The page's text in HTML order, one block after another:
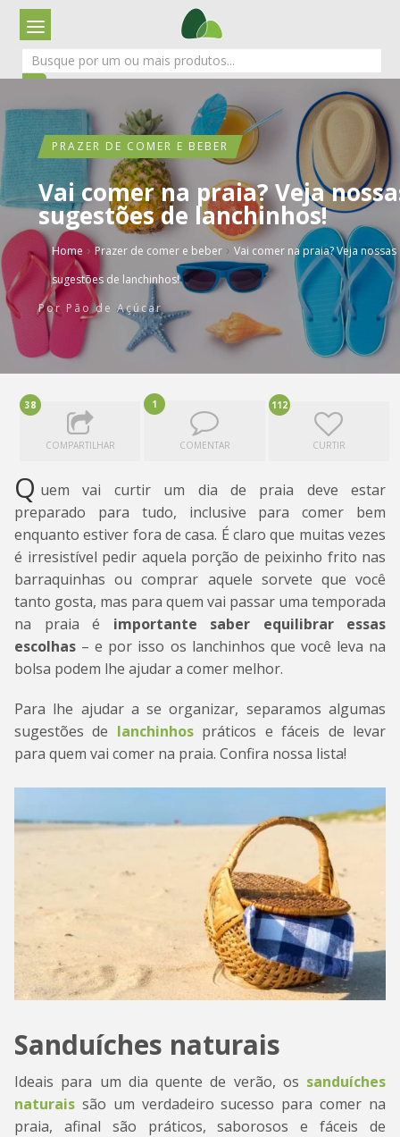
PRAZER DE COMER E BEBER
Vai comer na praia? Veja
sugestões de lanchinhos!
Home › Prazer de comer e beber › Vai comer na praia? Veja nossas
sugestões de lanchinhos!
Por Pão de Açúcar
38
COMPARTILHAR
1
COMENTAR
112
CURTIR
Q uem vai curtir um dia de praia deve estar
preparado para tudo, inclusive para comer bem
enquanto estiver fora de casa. É claro que muitas vezes
é irresistível pedir aquela porção de peixinho frito nas
barraquinhas ou comprar aquele sorvete que você
tanto gosta, mas para quem vai passar uma temporada
na praia é importante saber equilibrar essas
escolhas – e por isso os lanchinhos que você leva na
bolsa podem lhe ajudar a comer melhor.
Para lhe ajudar a se organizar, separamos algumas
sugestões de lanchinhospráticos e fáceis de levar
para quem vai comer na praia. Confira nossa lista!
Sanduíches naturais
Ideais para um dia quente de verão, os sanduíches
naturais são um verdadeiro sucesso para comer na
praia, afinal são práticos, saborosos e fáceis de